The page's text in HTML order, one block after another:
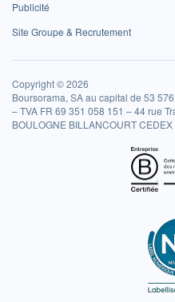
Publicité
Site Groupe & Recrutement
Copyright © 2026
Boursorama, SA au capital de 53
– TVA FR 69 351 058 151 – 44 rue
BOULOGNE BILLANCOURT CEDEX